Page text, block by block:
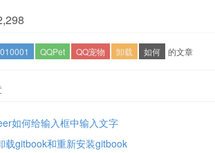
QQPet QQ宠物 卸载 如何 的文章
如何给输入框中输入文字
载gitbook和重新安装gitbook